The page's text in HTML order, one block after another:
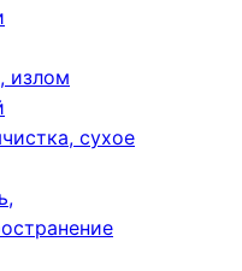
излом
сухое